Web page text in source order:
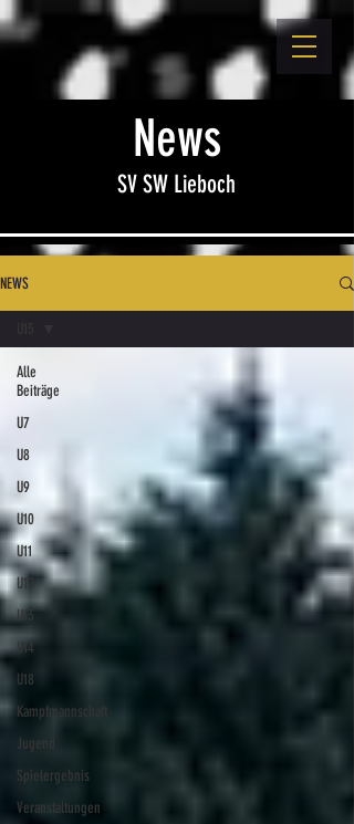
News
SV SW Lieboch
NEWS
Alle
Beiträge
U7
U8
U9
U10
U11
U12
U13
U14
U18
Kampfmannschaft
Jugend
Spielergebnis
Veranstaltungen